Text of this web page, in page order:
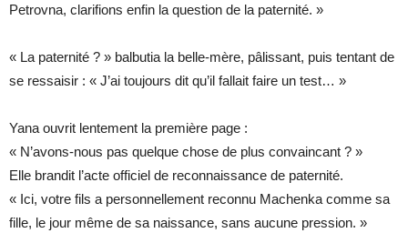
Petrovna, clarifions enfin la question de la paternité. »
« La paternité ? » balbutia la belle-mère, pâlissant, puis tentant de
se ressaisir : « J’ai toujours dit qu’il fallait faire un test… »
Yana ouvrit lentement la première page :
« N’avons-nous pas quelque chose de plus convaincant ? »
Elle brandit l’acte officiel de reconnaissance de paternité.
« Ici, votre fils a personnellement reconnu Machenka comme sa
fille, le jour même de sa naissance, sans aucune pression. »